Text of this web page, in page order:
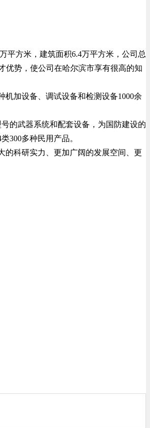
平方米，建筑面积6.4万平方米，公司总
优势，使公司在哈尔滨市享有很高的知
加设备、调试设备和检测设备1000余
的武器系统和配套设备，为国防建设的
300多种民用产品。
的科研实力、更加广阔的发展空间、更